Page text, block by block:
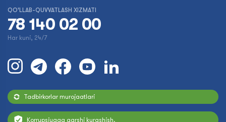
QO'LLAB-QUVVATLASH XIZMATI
78 140 02 00
Har kuni, 24/7
Tadbirkorlar murojaatlari
Korrupsiyaga qarshi kurashish.